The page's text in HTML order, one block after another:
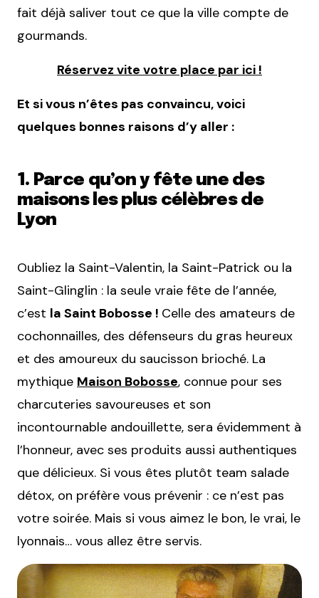
fait déjà saliver tout ce que la ville compte de
gourmands.
Réservez vite votre place par ici !
Et si vous n’êtes pas convaincu, voici
quelques bonnes raisons d’y aller :
1. Parce qu’on y fête une des
maisons les plus célèbres de
Lyon
Oubliez la Saint-Valentin, la Saint-Patrick ou la
Saint-Glinglin : la seule vraie fête de l’année,
c’est la Saint Bobosse ! Celle des amateurs de
cochonnailles, des défenseurs du gras heureux
et des amoureux du saucisson brioché. La
mythique Maison Bobosse, connue pour ses
charcuteries savoureuses et son
incontournable andouillette, sera évidemment à
l’honneur, avec ses produits aussi authentiques
que délicieux. Si vous êtes plutôt team salade
détox, on préfère vous prévenir : ce n’est pas
votre soirée. Mais si vous aimez le bon, le vrai, le
lyonnais… vous allez être servis.